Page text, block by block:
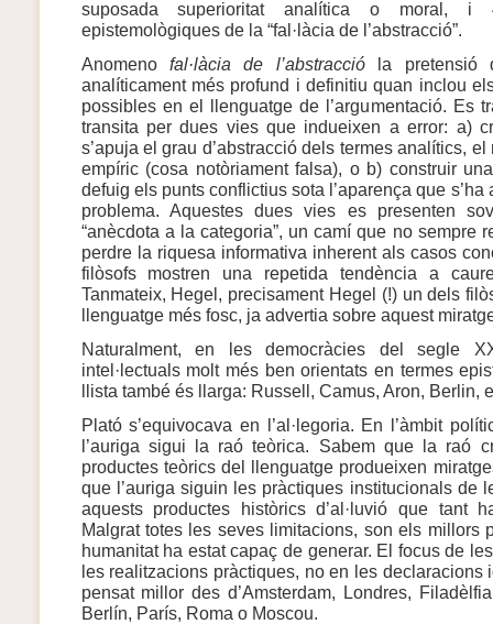
suposada superioritat analítica o moral, i
epistemològiques de la “fal·làcia de l’abstracció”.
Anomeno fal·làcia de l’abstraccióla pretensió
analíticament més profund i definitiu quan inclou
possibles en el llenguatge de l’argumentació. Es
transita per dues vies que indueixen a error: a)
s’apuja el grau d’abstracció dels termes analítics,
empíric (cosa notòriament falsa), o b) construir
defuig els punts conflictius sota l’aparença que s’ha
problema. Aquestes dues vies es presenten
“anècdota a la categoria”, un camí que no sempre
perdre la riquesa informativa inherent als casos
filòsofs mostren una repetida tendència a
Tanmateix, Hegel, precisament Hegel (!) un dels
llenguatge més fosc, ja advertia sobre aquest
Naturalment, en les democràcies del segle
intel·lectuals molt més ben orientats en termes
llista també és llarga: Russell, Camus, Aron, Berlin,
Plató s’equivocava en l’al·legoria. En l’àmbit
l’auriga sigui la raó teòrica. Sabem que la raó
productes teòrics del llenguatge produeixen
que l’auriga siguin les pràctiques institucionals de
aquests productes històrics d’al·luvió que tant
Malgrat totes les seves limitacions, son els millors
humanitat ha estat capaç de generar. El focus de
les realitzacions pràctiques, no en les declaracions
pensat millor des d’Amsterdam, Londres,
Berlín, París, Roma o Moscou.